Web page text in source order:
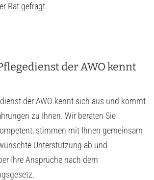
Rat gefragt.
der AWO kennt
der AWO kennt sich aus und kommt
zu Ihnen. Wir beraten Sie
stimmen mit Ihnen gemeinsam
Unterstützung ab und
Ihre Ansprüche nach dem